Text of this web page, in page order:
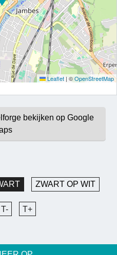
Leaflet|©OpenStreetMap
bekijken op Google
ZWART OP WIT
T- T+